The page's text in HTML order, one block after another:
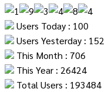
Users Today : 100
Users Yesterday : 152
This Month : 706
This Year : 26424
Total Users : 193484